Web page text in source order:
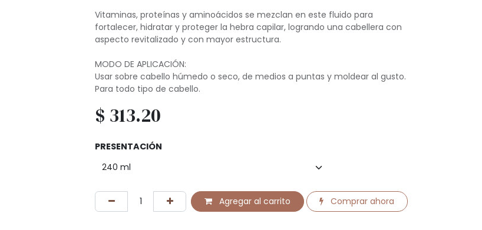
Vitaminas, proteínas y aminoácidos se mezclan en este fluido para
fortalecer, hidratar y proteger la hebra capilar, logrando una cabellera con
aspecto revitalizado y con mayor estructura.
MODO DE APLICACIÓN:
Usar sobre cabello húmedo o seco, de medios a puntas y moldear al gusto.
Para todo tipo de cabello.
$ 313.20
PRESENTACIÓN
Agregar al carrito Comprar ahora